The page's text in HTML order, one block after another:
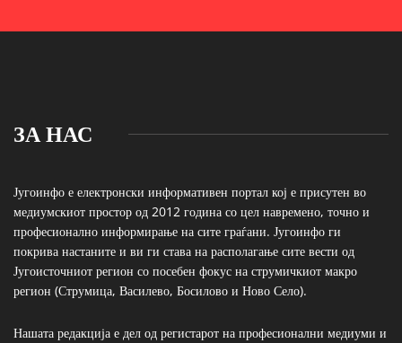
ЗА НАС
Југоинфо е електронски информативен портал кој е присутен во
медиумскиот простор од 2012 година со цел навремено, точно и
професионално информирање на сите граѓани. Југоинфо ги
покрива настаните и ви ги става на располагање сите вести од
Југоисточниот регион со посебен фокус на струмичкиот макро
регион (Струмица, Василево, Босилово и Ново Село).
Нашата редакција е дел од регистарот на професионални медиуми и